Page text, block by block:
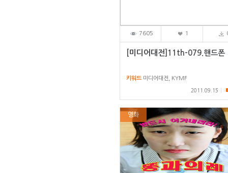
7605 1
[미디어대전]11th-079.핸드폰
키워드 미디어대전, KYMF
2011.09.15
영화